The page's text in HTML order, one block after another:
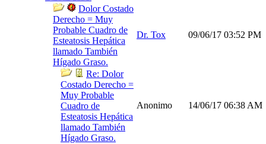
Dolor Costado
Derecho = Muy
Probable Cuadro de
Esteatosis Hepática
llamado También
Hígado Graso.
Dr. Tox 09/06/17 03:52 PM
Re: Dolor
Costado Derecho =
Muy Probable
Cuadro de
Esteatosis Hepática
llamado También
Hígado Graso.
Anonimo 14/06/17 06:38 AM